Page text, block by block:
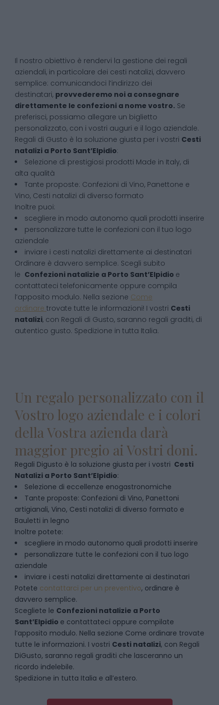
Il nostro obiettivo è rendervi la gestione dei regali
aziendali, in particolare dei cesti natalizi, davvero
semplice: comunicandoci l’indirizzo dei
destinatari, provvederemo noi a consegnare
direttamente le confezioni a nome vostro. Se
preferisci, possiamo allegare un biglietto
personalizzato, con i vostri auguri e il logo aziendale.
Regali di Gusto è la soluzione giusta per i vostri Cesti
natalizi a Porto Sant’Elpidio:
Selezione di prestigiosi prodotti Made in Italy, di
alta qualità
Tante proposte: Confezioni di Vino, Panettone e
Vino, Cesti natalizi di diverso formato
Inoltre puoi:
scegliere in modo autonomo quali prodotti inserire
personalizzare tutte le confezioni con il tuo logo
aziendale
inviare i cesti natalizi direttamente ai destinatari
Ordinare è davvero semplice. Scegli subito
le Confezioni natalizie a Porto Sant’Elpidio e
contattateci telefonicamente oppure compila
l’apposito modulo. Nella sezione Come
ordinare trovate tutte le informazioni! I vostri Cesti
natalizi, con Regali di Gusto, saranno regali graditi, di
autentico gusto. Spedizione in tutta Italia.
Un regalo personalizzato con il
Vostro logo aziendale e i colori
della Vostra azienda darà
maggior pregio ai Vostri doni.
Regali Digusto è la soluzione giusta per i vostri Cesti
Natalizi a Porto Sant’Elpidio:
Selezione di eccellenze enogastronomiche
Tante proposte: Confezioni di Vino, Panettoni
artigianali, Vino, Cesti natalizi di diverso formato e
Bauletti in legno
Inoltre potete:
scegliere in modo autonomo quali prodotti inserire
personalizzare tutte le confezioni con il tuo logo
aziendale
inviare i cesti natalizi direttamente ai destinatari
Potete contattarci per un preventivo, ordinare è
davvero semplice.
Scegliete le Confezioni natalizie a Porto
Sant’Elpidio e contattateci oppure compilate
l’apposito modulo. Nella sezione Come ordinare trovate
tutte le informazioni. I vostri Cesti natalizi, con Regali
DiGusto, saranno regali graditi che lasceranno un
ricordo indelebile.
Spedizione in tutta Italia e all’estero.